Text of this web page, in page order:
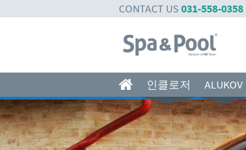
CONTACT US 031-558-0358
인클로저 ALUKOV